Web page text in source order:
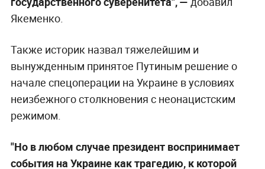
Якеменко.
Также историк назвал тяжелейшим и
вынужденным принятое Путиным решение о
начале спецоперации на Украине в условиях
неизбежного столкновения с неонацистским
режимом.
"Но в любом случае президент воспринимает
события на Украине как трагедию, к которой